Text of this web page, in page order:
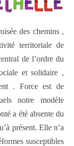
des chemins ,
territoriale de
de l’ordre du
et solidaire ,
. Force est de
notre modèle
a été absente du
présent. Elle n’a
susceptibles